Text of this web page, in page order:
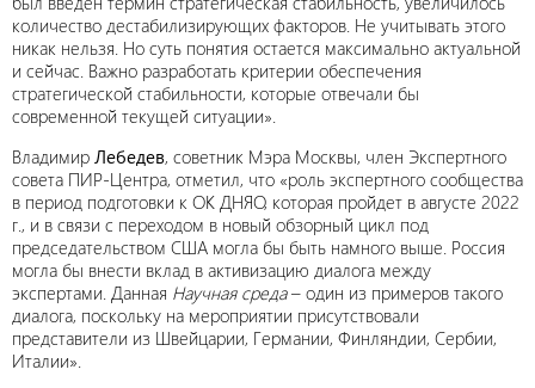
количество дестабилизирующих факторов. Не учитывать этого
никак нельзя. Но суть понятия остается максимально актуальной
и сейчас. Важно разработать критерии обеспечения
стратегической стабильности, которые отвечали бы
современной текущей ситуации».
Владимир Лебедев, советник Мэра Москвы, член Экспертного
совета ПИР-Центра, отметил, что «роль экспертного сообщества
в период подготовки к ОК ДНЯО, которая пройдет в августе 2022
г., и в связи с переходом в новый обзорный цикл под
председательством США могла бы быть намного выше. Россия
могла бы внести вклад в активизацию диалога между
экспертами. Данная Научная среда– один из примеров такого
диалога, поскольку на мероприятии присутствовали
представители из Швейцарии, Германии, Финляндии, Сербии,
Италии».